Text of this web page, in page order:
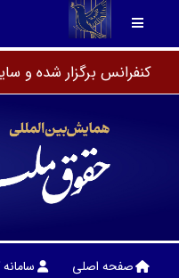
کنفرانس برگزار شده و
صفحه اصلی سامانه